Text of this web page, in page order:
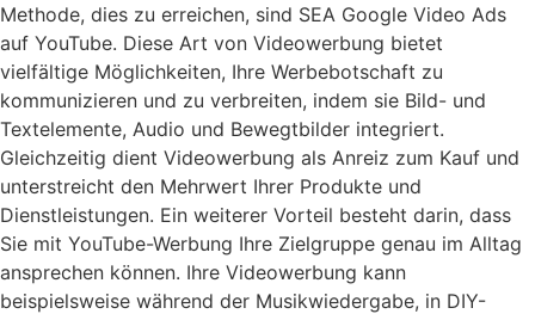
Methode, dies zu erreichen, sind SEA Google Video Ads
auf YouTube. Diese Art von Videowerbung bietet
vielfältige Möglichkeiten, Ihre Werbebotschaft zu
kommunizieren und zu verbreiten, indem sie Bild- und
Textelemente, Audio und Bewegtbilder integriert.
Gleichzeitig dient Videowerbung als Anreiz zum Kauf und
unterstreicht den Mehrwert Ihrer Produkte und
Dienstleistungen. Ein weiterer Vorteil besteht darin, dass
Sie mit YouTube-Werbung Ihre Zielgruppe genau im Alltag
ansprechen können. Ihre Videowerbung kann
beispielsweise während der Musikwiedergabe, in DIY-